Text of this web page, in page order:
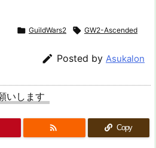
 GuildWars2  GW2-Ascended
 Posted by Asukalon
いします
 Copy